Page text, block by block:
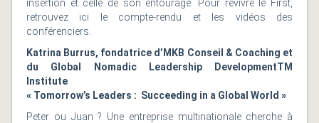
insertion et celle de son entourage. Pour revivre le First,
retrouvez ici le compte-rendu et les vidéos des
conférenciers.
Katrina Burrus, fondatrice d’MKB Conseil & Coaching et
du Global Nomadic Leadership DevelopmentTM
Institute
« Tomorrow’s Leaders : Succeeding in a Global World »
Peter ou Juan ? Une entreprise multinationale cherche à